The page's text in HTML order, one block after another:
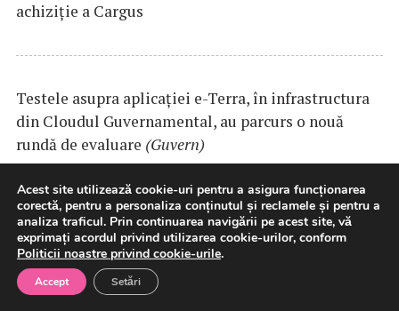
achiziție a Cargus
Testele asupra aplicaţiei e-Terra, în infrastructura
din Cloudul Guvernamental, au parcurs o nouă
rundă de evaluare (Guvern)
Acest site utilizează cookie-uri pentru a asigura funcționarea
corectă, pentru a personaliza conținutul și reclamele și pentru a
analiza traficul. Prin continuarea navigării pe acest site, vă
exprimați acordul privind utilizarea cookie-urilor, conform
Politicii noastre privind cookie-urile.
Accept Setări